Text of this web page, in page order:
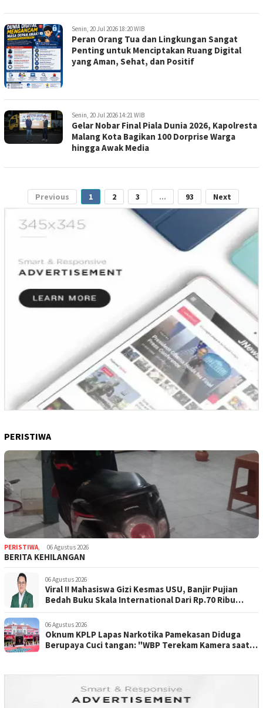
Senin, 20 Jul 2026 18:20 WIB
Peran Orang Tua dan Lingkungan Sangat
Penting untuk Menciptakan Ruang Digital
yang Aman, Sehat, dan Positif
Senin, 20 Jul 2026 14:21 WIB
Gelar Nobar Final Piala Dunia 2026, Kapolresta
Malang Kota Bagikan 100 Dorprise Warga
hingga Awak Media
Previous 1 2 3 ... 93 Next
PERISTIWA
PERISTIWA, 06 Agustus 2026
BERITA KEHILANGAN
06 Agustus 2026
Viral !! Mahasiswa Gizi Kesmas USU, Banjir Pujian
Bedah Buku Skala International Dari Rp.70 Ribu
06 Agustus 2026
Oknum KPLP Lapas Narkotika Pamekasan Diduga
Berupaya Cuci tangan: "WBP Terekam Kamera saat